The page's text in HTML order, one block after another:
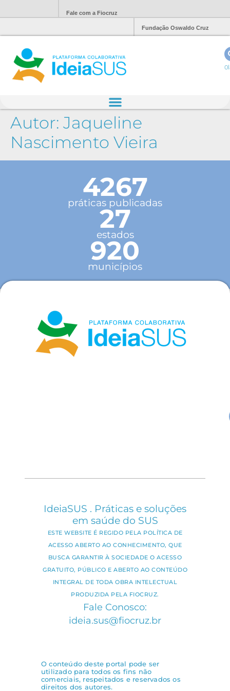
Fale com a Fiocruz
Fundação Oswaldo Cruz
Autor: Jaqueline
Nascimento Vieira
4267
práticas publicadas
27
estados
920
municípios
IdeiaSUS . Práticas e soluções
em saúde do SUS
ESTE WEBSITE É REGIDO PELA POLÍTICA DE
ACESSO ABERTO AO CONHECIMENTO, QUE
BUSCA GARANTIR À SOCIEDADE O ACESSO
GRATUITO, PÚBLICO E ABERTO AO CONTEÚDO
INTEGRAL DE TODA OBRA INTELECTUAL
PRODUZIDA PELA FIOCRUZ.
Fale Conosco:
ideia.sus@fiocruz.br
O conteúdo deste portal pode ser
utilizado para todos os fins não
comerciais, respeitados e reservados os
direitos dos autores.